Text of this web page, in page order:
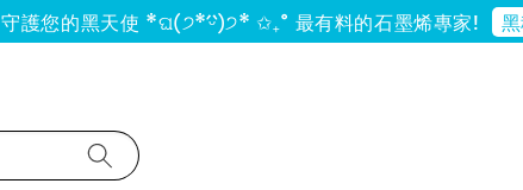
守護您的黑天使 *ଘ(੭*ˊᵕˋ)੭* ✩₊˚ 最有料的石墨烯專家!